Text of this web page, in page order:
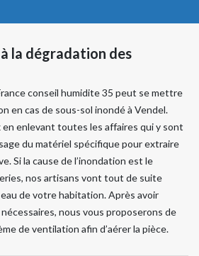
la dégradation des
conseil humidite 35 peut se mettre
en cas de sous-sol inondé à Vendel.
en enlevant toutes les affaires qui y sont
du matériel spécifique pour extraire
Si la cause de l’inondation est le
nos artisans vont tout de suite
de votre habitation. Après avoir
nous vous proposerons de
de ventilation afin d’aérer la pièce.